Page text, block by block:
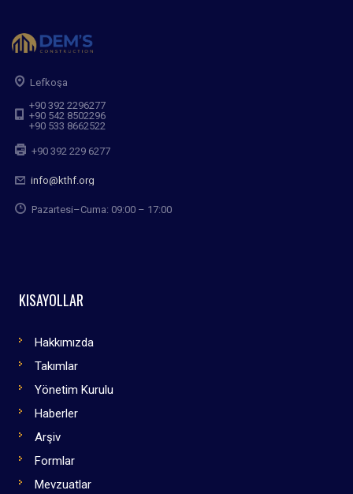
Lefkoşa
+90 392 2296277
+90 542 8502296
+90 533 8662522
+90 392 229 6277
info@kthf.org
Pazartesi–Cuma: 09:00 – 17:00
KISAYOLLAR
Hakkımızda
Takımlar
Yönetim Kurulu
Haberler
Arşiv
Formlar
Mevzuatlar